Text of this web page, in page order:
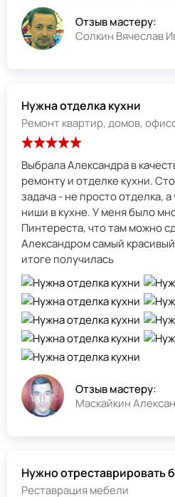
Отзыв мастеру:
Солкин Вячеслав
Нужна отделка кухни
Ремонт квартир, домов,
Выбрала Александра в
ремонту и отделке кухни.
задача - не просто отделка,
ниши в кухне. У меня было много разных вариантов с
Пинтереста, что там можно
Александром самый
итоге получилась
Отзыв мастеру:
Маскайкин
Нужно отреставрировать
Реставрация мебели